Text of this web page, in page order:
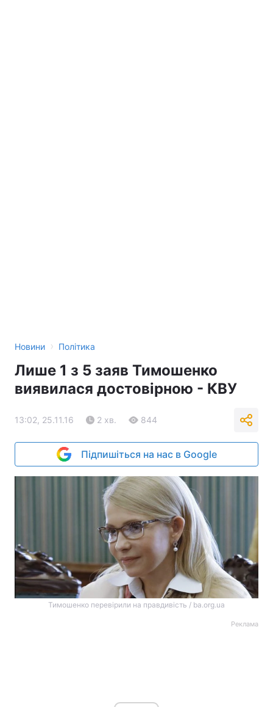
Новини › Політика
Лише 1 з 5 заяв Тимошенко
виявилася достовірною - КВУ
13:02, 25.11.16 2 хв. 844
Підпишіться на нас в Google
Тимошенко перевірили на правдивість / ba.org.ua
Реклама